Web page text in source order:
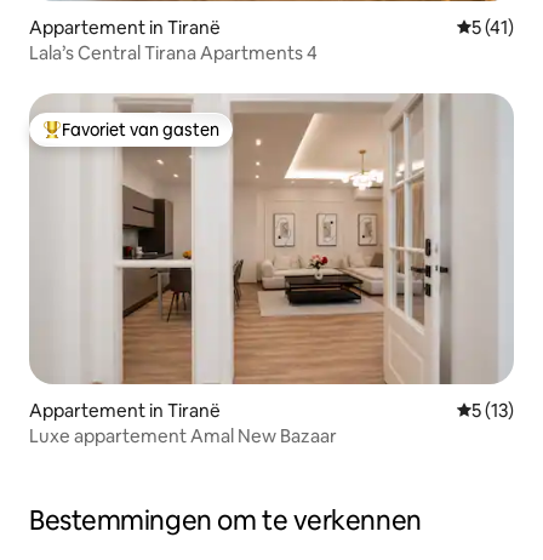
Appartement in Tiranë
5 (41)
Lala’s Central Tirana Apartments 4
Topfavoriet van gasten
Favoriet van gasten
Appartement in Tiranë
5 (13)
Luxe appartement Amal New Bazaar
Bestemmingen om te verkennen